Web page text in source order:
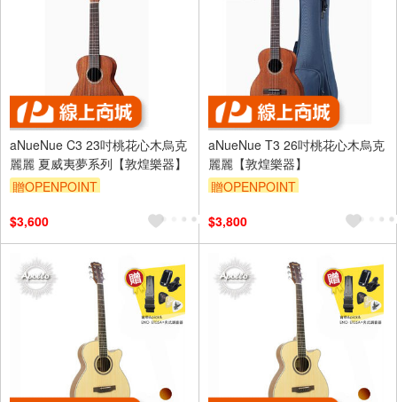
aNueNue C3 23吋桃花心木烏克
麗麗 夏威夷夢系列【敦煌樂器】
贈OPENPOINT
$3,600
aNueNue T3 26吋桃花心木烏克
麗麗【敦煌樂器】
贈OPENPOINT
$3,800